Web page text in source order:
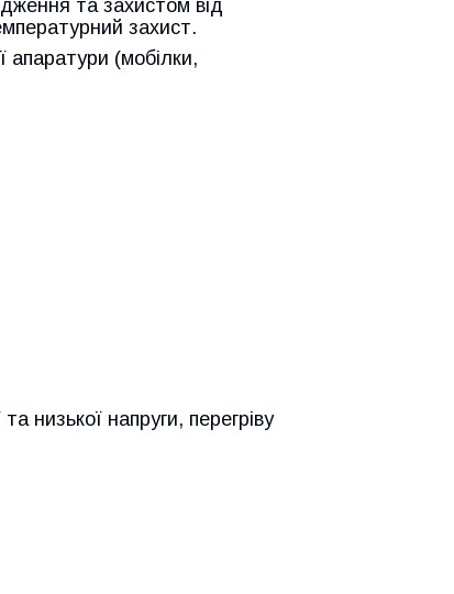
та захистом від
захист.
(мобілки,
низької напруги, перегріву